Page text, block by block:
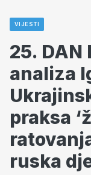
VIJESTI
25. DAN
analiza
praksa
ruska